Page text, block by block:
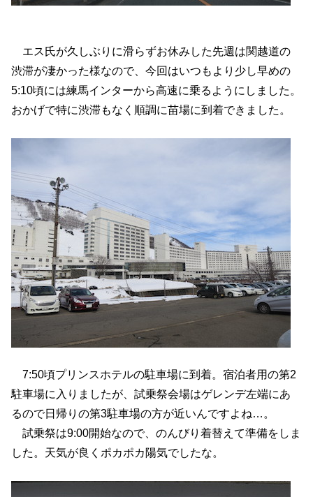
エス氏が久しぶりに滑らずお休みした先週は関越道の
渋滞が凄かった様なので、今回はいつもより少し早めの
5:10頃には練馬インターから高速に乗るようにしました。
おかげで特に渋滞もなく順調に苗場に到着できました。
7:50頃プリンスホテルの駐車場に到着。宿泊者用の第2
駐車場に入りましたが、試乗祭会場はゲレンデ左端にあ
るので日帰りの第3駐車場の方が近いんですよね…。
試乗祭は9:00開始なので、のんびり着替えて準備をしま
した。天気が良くポカポカ陽気でしたな。